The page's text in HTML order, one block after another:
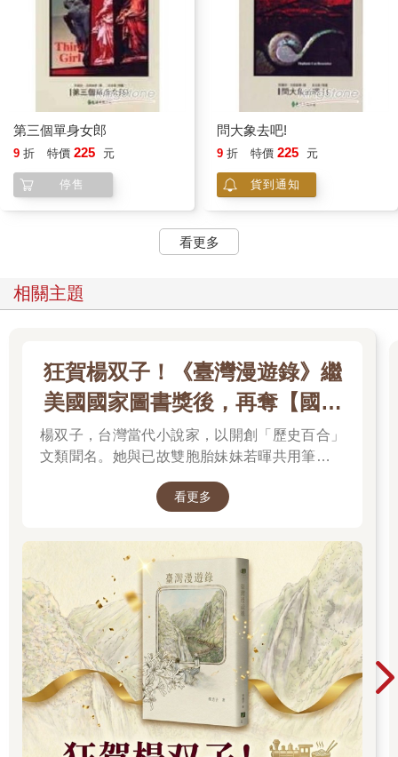
第三個單身女郎
9 折 特價 225 元
停售
問大象去吧!
9 折 特價 225 元
貨到通知
看更多
相關主題
狂賀楊双子！《臺灣漫遊錄》繼
美國國家圖書獎後，再奪【國際
布克獎】
楊双子，台灣當代小說家，以開創「歷史百合」
文類聞名。她與已故雙胞胎妹妹若暉共用筆名，
承載兩人的文學夢想，將嚴謹的日治歷史考據融
入女性同性情誼。其長篇小說《臺灣漫遊錄》透
續斬獲美國國家圖書獎與英國國際布克獎，寫下
華語文學歷史新紀錄，成功讓世界聽見台灣的身
世。
看更多